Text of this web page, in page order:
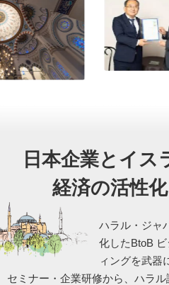
日本企業とイス
経済の活性化
ハラル・ジャ
化したBtoB
ィングを武器
セミナー・企業研修から、ハラ